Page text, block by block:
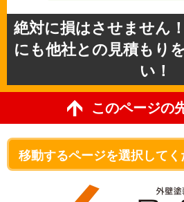
絶対に損はさせません
にも他社との見積もり
い！
このページの